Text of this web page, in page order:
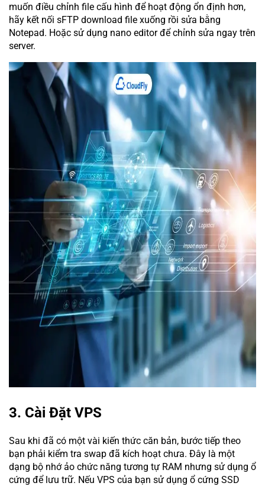
muốn điều chỉnh file cấu hình để hoạt động ổn định hơn,
hãy kết nối sFTP download file xuống rồi sửa bằng
Notepad. Hoặc sử dụng nano editor để chỉnh sửa ngay trên
server.
3. Cài Đặt VPS
Sau khi đã có một vài kiến thức căn bản, bước tiếp theo
bạn phải kiểm tra swap đã kích hoạt chưa. Đây là một
dạng bộ nhớ ảo chức năng tương tự RAM nhưng sử dụng ổ
cứng để lưu trữ. Nếu VPS của bạn sử dụng ổ cứng SSD